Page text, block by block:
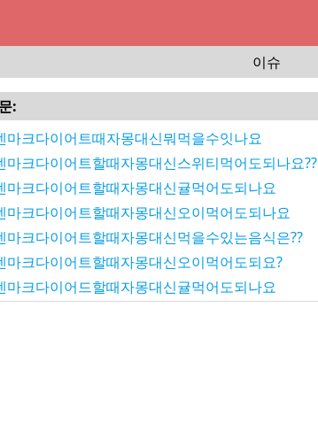
이슈
:
마크다이어트때자몽대신뭐먹을수잇나요
마크다이어트할때자몽대신스위티먹어도되나요??
마크다이어트할때자몽대신귤먹어도되나요
마크다이어트할때자몽대신오이먹어도되나요
마크다이어트할때자몽대신먹을수있는음식은??
마크다이어트할때자몽대신오이먹어도되요?
마크다이어드할때자몽대신귤먹어도되나요